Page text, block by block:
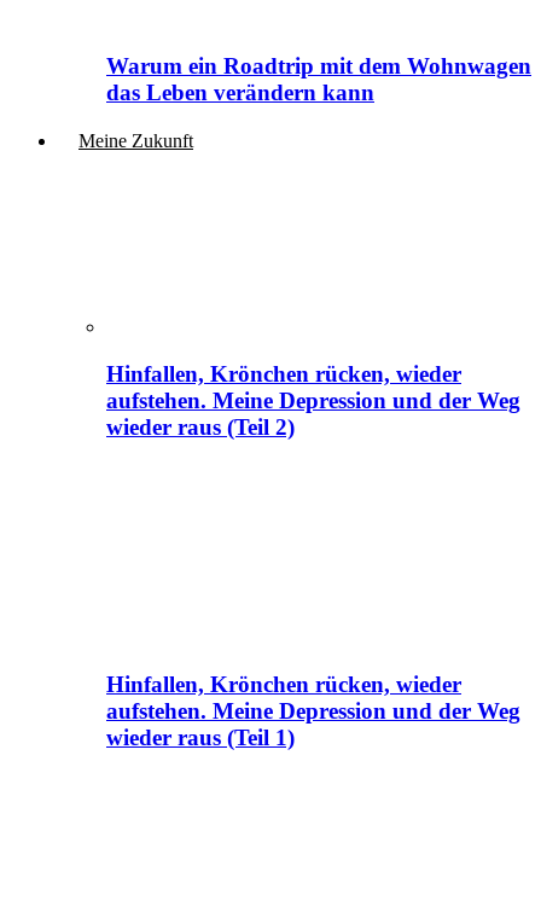
Warum ein Roadtrip mit dem Wohnwagen
das Leben verändern kann
Meine Zukunft
Hinfallen, Krönchen rücken, wieder
aufstehen. Meine Depression und der Weg
wieder raus (Teil 2)
Hinfallen, Krönchen rücken, wieder
aufstehen. Meine Depression und der Weg
wieder raus (Teil 1)